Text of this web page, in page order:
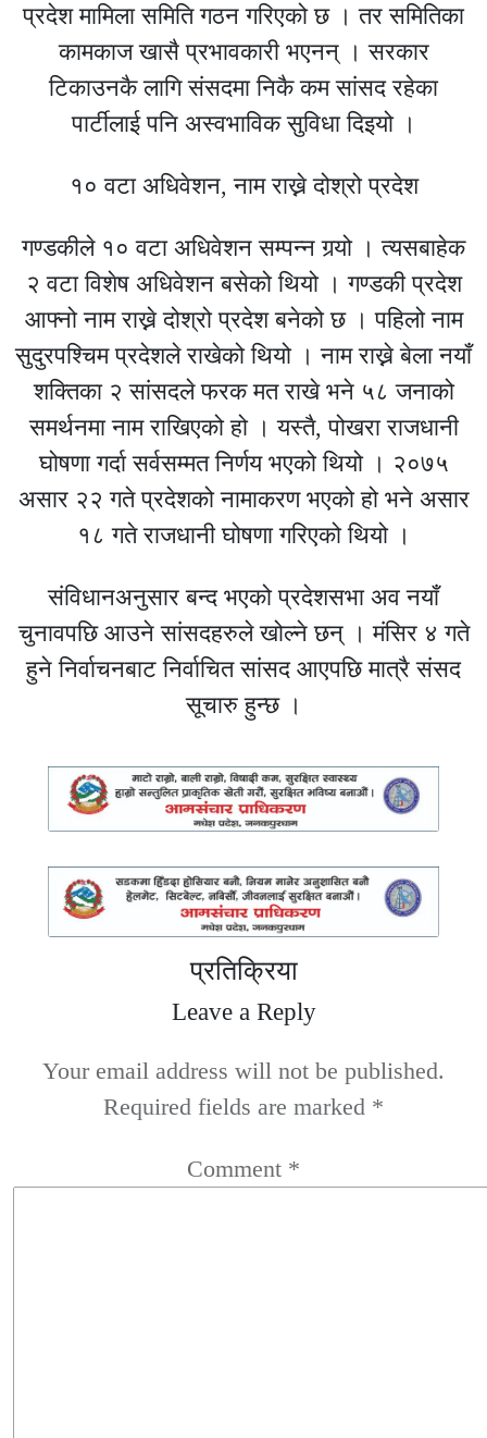
प्रदेश मामिला समिति गठन गरिएको छ । तर समितिका
कामकाज खासै प्रभावकारी भएनन् । सरकार
टिकाउनकै लागि संसदमा निकै कम सांसद रहेका
पार्टीलाई पनि अस्वभाविक सुविधा दिइयो ।
१० वटा अधिवेशन, नाम राख्ने दोश्रो प्रदेश
गण्डकीले १० वटा अधिवेशन सम्पन्न गर्‍यो । त्यसबाहेक
२ वटा विशेष अधिवेशन बसेको थियो । गण्डकी प्रदेश
आफ्नो नाम राख्ने दोश्रो प्रदेश बनेको छ । पहिलो नाम
सुदुरपश्चिम प्रदेशले राखेको थियो । नाम राख्ने बेला नयाँ
शक्तिका २ सांसदले फरक मत राखे भने ५८ जनाको
समर्थनमा नाम राखिएको हो । यस्तै, पोखरा राजधानी
घोषणा गर्दा सर्वसम्मत निर्णय भएको थियो । २०७५
असार २२ गते प्रदेशको नामाकरण भएको हो भने असार
१८ गते राजधानी घोषणा गरिएको थियो ।
संविधानअनुसार बन्द भएको प्रदेशसभा अव नयाँ
चुनावपछि आउने सांसदहरुले खोल्ने छन् । मंसिर ४ गते
हुने निर्वाचनबाट निर्वाचित सांसद आएपछि मात्रै संसद
सूचारु हुन्छ ।
प्रतिक्रिया
Leave a Reply
Your email address will not be published.
Required fields are marked *
Comment *